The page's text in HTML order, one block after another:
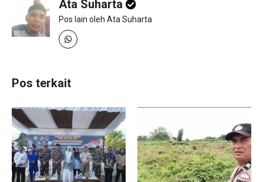
Ata Suharta
Pos lain oleh Ata Suharta
Pos terkait